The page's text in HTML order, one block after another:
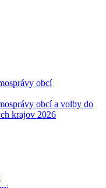
obcí
obcí a volby do
krajov 2026